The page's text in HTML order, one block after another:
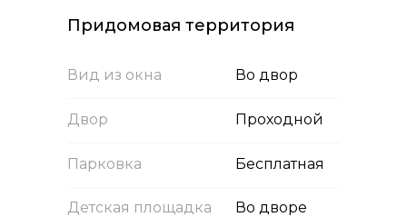
Вид из окна
Придомовая территория
Во двор
Двор Проходной
Парковка Бесплатная
Детская площадка Во дворе